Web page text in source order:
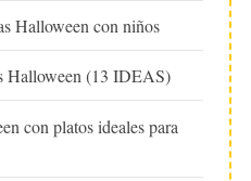
Halloween con niños
Halloween (13 IDEAS)
con platos ideales para